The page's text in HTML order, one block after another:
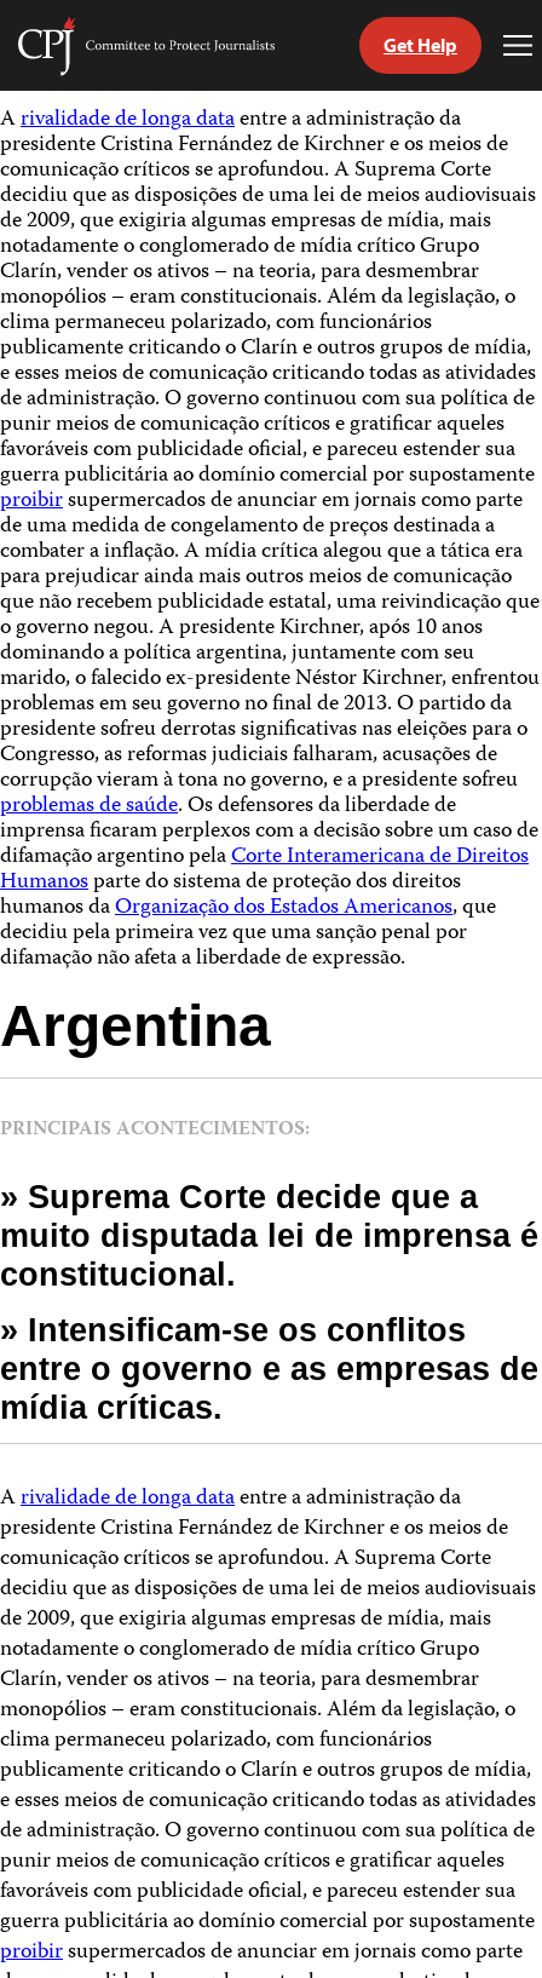
Skip
to
content
Committee
Protect
Journalists
Get Help
Arivalidade de longa dataentre a administração da
presidente Cristina Fernández de Kirchner e os meios de
comunicação críticos se aprofundou. A Suprema Corte
decidiu que as disposições de uma lei de meios audiovisuais
de 2009, que exigiria algumas empresas de mídia, mais
notadamente o conglomerado de mídia crítico Grupo
Clarín, vender os ativos – na teoria, para desmembrar
monopólios – eram constitucionais. Além da legislação, o
clima permaneceu polarizado, com funcionários
publicamente criticando o Clarín e outros grupos de mídia,
e esses meios de comunicação criticando todas as atividades
de administração. O governo continuou com sua política de
punir meios de comunicação críticos e gratificar aqueles
favoráveis com publicidade oficial, e pareceu estender sua
guerra publicitária ao domínio comercial por supostamente
proibirsupermercados de anunciar em jornais como parte
de uma medida de congelamento de preços destinada a
combater a inflação. A mídia crítica alegou que a tática era
para prejudicar ainda mais outros meios de comunicação
que não recebem publicidade estatal, uma reivindicação que
o governo negou. A presidente Kirchner, após 10 anos
dominando a política argentina, juntamente com seu
marido, o falecido ex-presidente Néstor Kirchner, enfrentou
problemas em seu governo no final de 2013. O partido da
presidente sofreu derrotas significativas nas eleições para o
Congresso, as reformas judiciais falharam, acusações de
corrupção vieram à tona no governo, e a presidente sofreu
problemas de saúde. Os defensores da liberdade de
imprensa ficaram perplexos com a decisão sobre um caso de
difamação argentino pelaCorte Interamericana de Direitos
Humanosparte do sistema de proteção dos direitos
humanos daOrganização dos Estados Americanos, que
decidiu pela primeira vez que uma sanção penal por
difamação não afeta a liberdade de expressão.
Argentina
PRINCIPAIS ACONTECIMENTOS:
» Suprema Corte decide que a
muito disputada lei de imprensa é
constitucional.
» Intensificam-se os conflitos
entre o governo e as empresas de
mídia críticas.
Arivalidade de longa dataentre a administração da
presidente Cristina Fernández de Kirchner e os meios de
comunicação críticos se aprofundou. A Suprema Corte
decidiu que as disposições de uma lei de meios audiovisuais
de 2009, que exigiria algumas empresas de mídia, mais
notadamente o conglomerado de mídia crítico Grupo
Clarín, vender os ativos – na teoria, para desmembrar
monopólios – eram constitucionais. Além da legislação, o
clima permaneceu polarizado, com funcionários
publicamente criticando o Clarín e outros grupos de mídia,
e esses meios de comunicação criticando todas as atividades
de administração. O governo continuou com sua política de
punir meios de comunicação críticos e gratificar aqueles
favoráveis com publicidade oficial, e pareceu estender sua
guerra publicitária ao domínio comercial por supostamente
proibirsupermercados de anunciar em jornais como parte